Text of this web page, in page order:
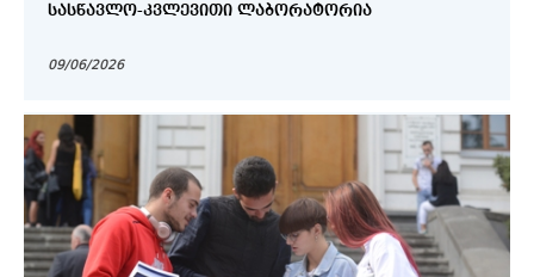
ᲡᲐᲡᲬᲐᲕᲚᲝ-ᲙᲕᲚᲔᲕᲘᲗᲘ ᲚᲐᲑᲝᲠᲐᲢᲝᲠᲘᲐ
09/06/2026